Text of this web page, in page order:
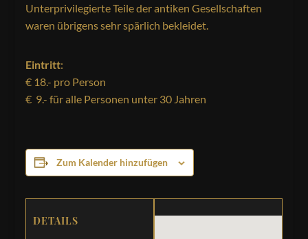
Unterprivilegierte Teile der antiken Gesellschaften
waren übrigens sehr spärlich bekleidet.
Eintritt:
€ 18.- pro Person
€ 9.- für alle Personen unter 30 Jahren
Zum Kalender hinzufügen
DETAILS